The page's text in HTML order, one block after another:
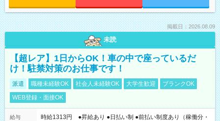
掲載日：2026.08.09
未読
【超レア】1日からOK！車の中で座っているだ
け！駐禁対策のお仕事です！
派遣 職種未経験OK 社会人未経験OK 大学生歓迎
ブランクOK
WEB登録・面接OK
給与
時給1313円 ●昇給あり ●日払い制 ●前払い制度あり（稼働分・